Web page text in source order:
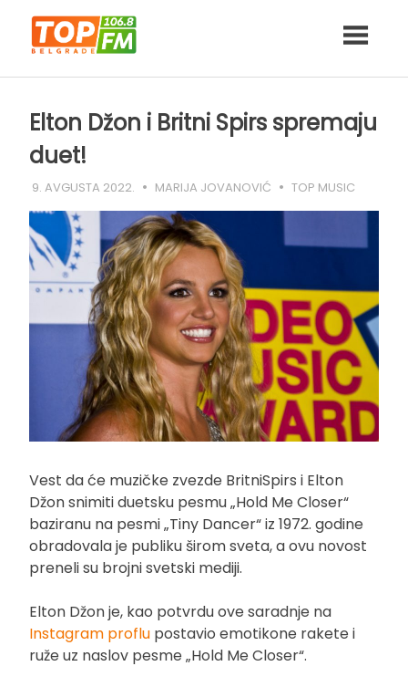
content
Elton Džon i Britni Spirs spremaju
duet!
9. AVGUSTA 2022. MARIJA JOVANOVIĆ TOP MUSIC
Vest da će muzičke zvezde BritniSpirs i Elton
Džon snimiti duetsku pesmu „Hold Me Closer“
baziranu na pesmi „Tiny Dancer“ iz 1972. godine
obradovala je publiku širom sveta, a ovu novost
preneli su brojni svetski mediji.
Elton Džon je, kao potvrdu ove saradnje na
Instagram proflu postavio emotikone rakete i
ruže uz naslov pesme „Hold Me Closer“.